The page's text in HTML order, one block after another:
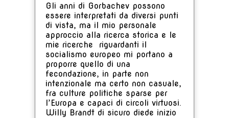
Gli anni di Gorbachev possono
essere interpretati da diversi punti
di vista, ma il mio personale
approccio alla ricerca storica e le
mie ricerche riguardanti il
socialismo europeo mi portano a
proporre quello di una
fecondazione, in parte non
intenzionale ma certo non casuale,
fra culture politiche sparse per
l’Europa e capaci di circoli virtuosi.
Willy Brandt di sicuro diede inizio